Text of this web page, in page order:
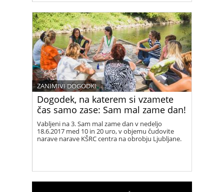
Dogodek, na katerem si vzamete
čas samo zase: Sam mal zame dan!
ZANIMIVI DOGODKI
Vabljeni na 3. Sam mal zame dan v nedeljo
18.6.2017 med 10 in 20 uro, v objemu čudovite
narave narave KŠRC centra na obrobju Ljubljane.